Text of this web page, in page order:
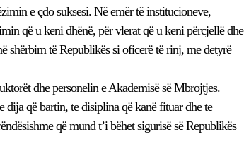
e çdo suksesi. Në emër të institucioneve,
që u keni dhënë, për vlerat që u keni përcjellë dhe
shërbim të Republikës si oficerë të rinj, me detyrë
dhe personelin e Akademisë së Mbrojtjes.
dija që bartin, te disiplina që kanë fituar dhe te
që mund t’i bëhet sigurisë së Republikës